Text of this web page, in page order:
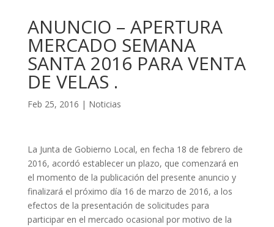
ANUNCIO – APERTURA
MERCADO SEMANA
SANTA 2016 PARA VENTA
DE VELAS .
Feb 25, 2016 | Noticias
La Junta de Gobierno Local, en fecha 18 de febrero de
2016, acordó establecer un plazo, que comenzará en
el momento de la publicación del presente anuncio y
finalizará el próximo día 16 de marzo de 2016, a los
efectos de la presentación de solicitudes para
participar en el mercado ocasional por motivo de la